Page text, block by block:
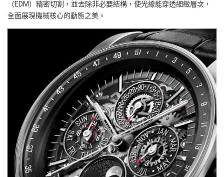
（EDM）精密切割，並去除非必要結構，使光線能穿透細緻層次，
全面展現機械核心的動態之美。